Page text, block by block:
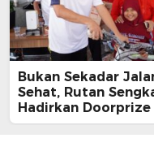
Bukan Sekadar
Sehat, Rutan
Hadirkan Doorprize
Lomba Semarak